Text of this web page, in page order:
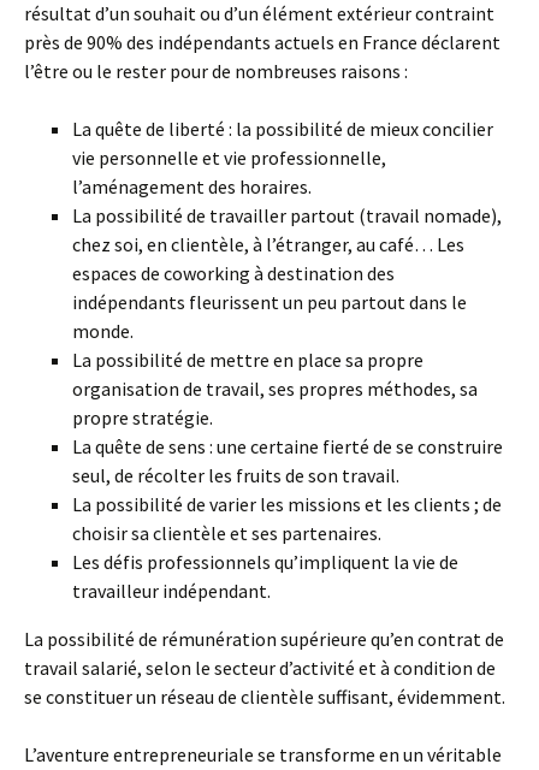
résultat d’un souhait ou d’un élément extérieur contraint
près de 90% des indépendants actuels en France déclarent
l’être ou le rester pour de nombreuses raisons :
La quête de liberté : la possibilité de mieux concilier
vie personnelle et vie professionnelle,
l’aménagement des horaires.
La possibilité de travailler partout (travail nomade),
chez soi, en clientèle, à l’étranger, au café… Les
espaces de coworking à destination des
indépendants fleurissent un peu partout dans le
monde.
La possibilité de mettre en place sa propre
organisation de travail, ses propres méthodes, sa
propre stratégie.
La quête de sens : une certaine fierté de se construire
seul, de récolter les fruits de son travail.
La possibilité de varier les missions et les clients ; de
choisir sa clientèle et ses partenaires.
Les défis professionnels qu’impliquent la vie de
travailleur indépendant.
La possibilité de rémunération supérieure qu’en contrat de
travail salarié, selon le secteur d’activité et à condition de
se constituer un réseau de clientèle suffisant, évidemment.
L’aventure entrepreneuriale se transforme en un véritable